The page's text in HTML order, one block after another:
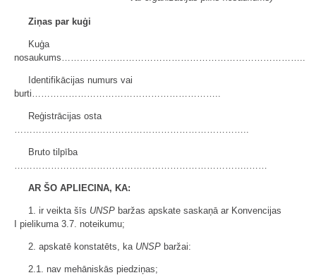
Ziņas par kuģi
Kuģa
nosaukums……………………………………………………………………..
Identifikācijas numurs vai
burti……………………………………………………..
Reģistrācijas osta
Bruto tilpība
AR ŠO APLIECINA, KA:
1. ir veikta šīs UNSP baržas apskate saskaņā ar Konvencijas
I pielikuma 3.7. noteikumu;
2. apskatē konstatēts, ka UNSP baržai:
2.1. nav mehāniskās piedziņas;